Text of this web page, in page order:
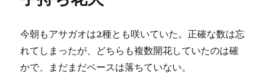
今朝もアサガオは2種とも咲いていた。正確な数は忘
れてしまったが、どちらも複数開花していたのは確
かで、まだまだペースは落ちていない。